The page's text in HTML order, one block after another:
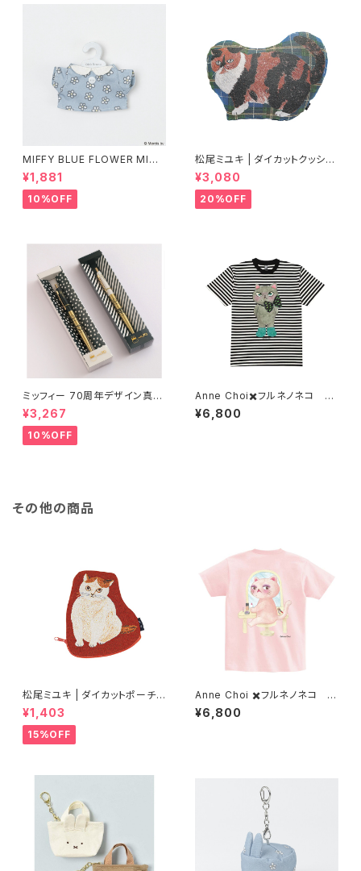
MIFFY BLUE FLOWER MINI
Tシャツ チャーム
¥1,881
10%OFF
松尾ミユキ | ダイカットクッショ
ン ムギ | Die-cut cushion M
ugi
¥3,080
20%OFF
ミッフィー 70周年デザイン真鍮
ボールペン
¥3,267
10%OFF
Anne Choi✖️フルネノネコ 限
定Tシャツ①
¥6,800
その他の商品
松尾ミユキ | ダイカットポーチ
モモ | Diecut pouch Momo
¥1,403
15%OFF
Anne Choi ✖️フルネノネコ 限
定Tシャツ②
¥6,800